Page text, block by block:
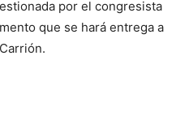
por el congresista
que se hará entrega a